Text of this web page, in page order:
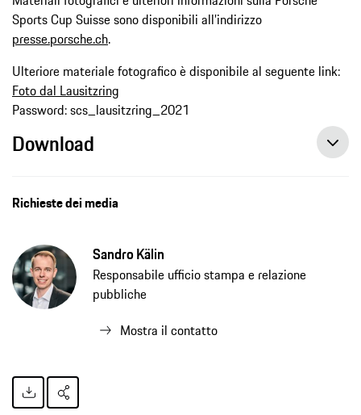
Sports Cup Suisse sono disponibili all’indirizzo
presse.porsche.ch.
Ulteriore materiale fotografico è disponibile al seguente link:
Foto dal Lausitzring
Password: scs_lausitzring_2021
Download
Richieste dei media
Sandro Kälin
Responsabile ufficio stampa e relazione
pubbliche
Mostra il contatto